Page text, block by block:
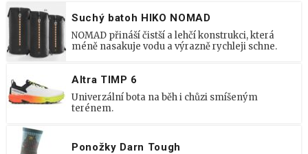
Suchý batoh HIKO NOMAD
NOMAD přináší čistší a lehčí konstrukci, která
méně nasakuje vodu a výrazně rychleji schne.
Altra TIMP 6
Univerzální bota na běh i chůzi smíšeným
terénem.
Ponožky Darn Tough